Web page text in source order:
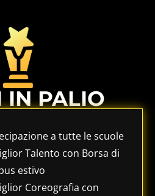
IN PALIO
a tutte le scuole
Talento con Borsa di
estivo
Coreografia con